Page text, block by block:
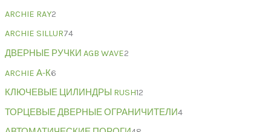
ARCHIE RAY2
ARCHIE SILLUR74
ДВЕРНЫЕ РУЧКИ AGB WAVE2
ARCHIE А-К6
КЛЮЧЕВЫЕ ЦИЛИНДРЫ RUSH12
ТОРЦЕВЫЕ ДВЕРНЫЕ ОГРАНИЧИТЕЛИ4